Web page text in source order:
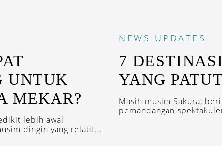
UNTUK
MEKAR?
lebih awal
dingin yang relatif...
NEWS UPDATES
7
YANG
Masih musim Sakura,
pemandangan